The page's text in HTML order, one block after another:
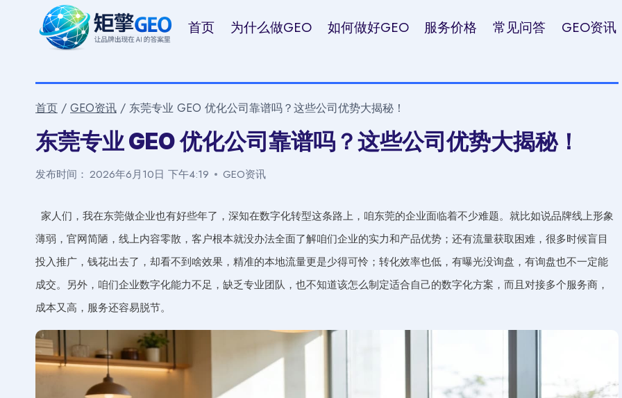
首页 为什么做GEO 如何做好GEO 服务价格 常见问答 GEO资讯
首页 / GEO资讯 / 东莞专业 GEO 优化公司靠谱吗？这些公司优势大揭秘！
东莞专业 GEO 优化公司靠谱吗？这些公司优势大揭秘！
发布时间： 2026年6月10日 下午4:19 GEO资讯
家人们，我在东莞做企业也有好些年了，深知在数字化转型这条路上，咱东莞的企业面临着不少难题。就比如说品牌线上形象
薄弱，官网简陋，线上内容零散，客户根本就没办法全面了解咱们企业的实力和产品优势；还有流量获取困难，很多时候盲目
投入推广，钱花出去了，却看不到啥效果，精准的本地流量更是少得可怜；转化效率也低，有曝光没询盘，有询盘也不一定能
成交。另外，咱们企业数字化能力不足，缺乏专业团队，也不知道该怎么制定适合自己的数字化方案，而且对接多个服务商，
成本又高，服务还容易脱节。